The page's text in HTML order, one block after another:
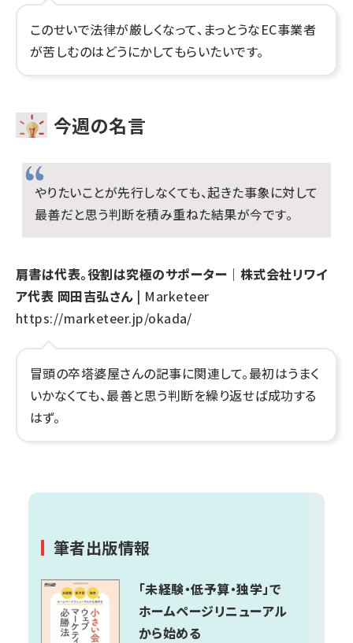
このせいで法律が厳しくなって、まっとうなEC事業者
が苦しむのはどうにかしてもらいたいです。
今週の名言
やりたいことが先行しなくても、起きた事象に対して
最善だと思う判断を積み重ねた結果が今です。
肩書は代表。役割は究極のサポーター｜株式会社リワイ
ア代表 岡田吉弘さん| Marketeer
https://marketeer.jp/okada/
冒頭の卒塔婆屋さんの記事に関連して。最初はうまく
いかなくても、最善と思う判断を繰り返せば成功する
はず。
筆者出版情報
「未経験・低予算・独学」で
ホームページリニューアル
から始める